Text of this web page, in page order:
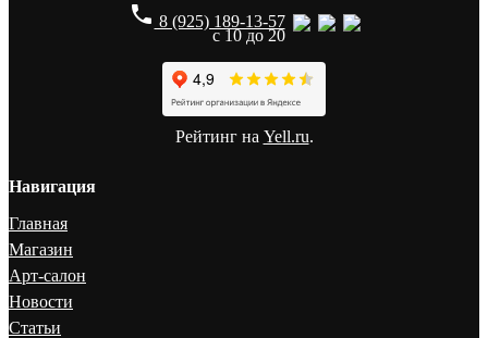
phone 8 (925) 189-13-57
с 10 до 20
Рейтинг на Yell.ru.
Навигация
Главная
Магазин
Арт-салон
Новости
Статьи